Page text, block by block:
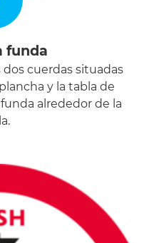
funda
dos cuerdas situadas
y la tabla de
alrededor de la